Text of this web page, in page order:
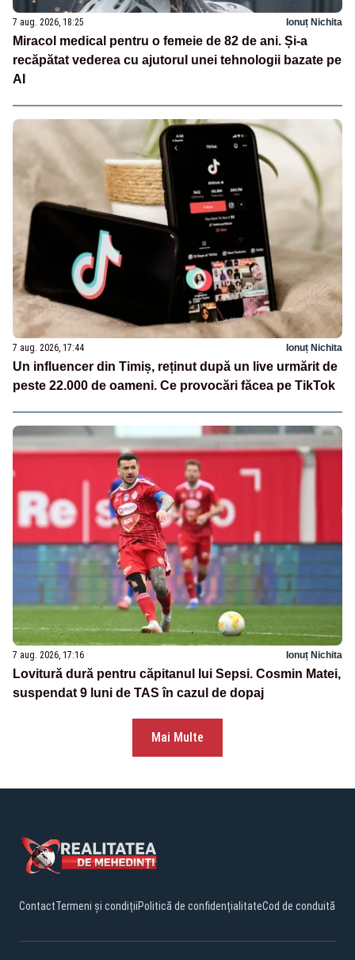
7 aug. 2026, 18:25 Ionuț Nichita
Miracol medical pentru o femeie de 82 de ani. Și-a
recăpătat vederea cu ajutorul unei tehnologii bazate pe
AI
7 aug. 2026, 17:44 Ionuț Nichita
Un influencer din Timiș, reținut după un live urmărit de
peste 22.000 de oameni. Ce provocări făcea pe TikTok
7 aug. 2026, 17:16 Ionuț Nichita
Lovitură dură pentru căpitanul lui Sepsi. Cosmin Matei,
suspendat 9 luni de TAS în cazul de dopaj
Mai Multe
ContactTermeni și condițiiPolitică de confidențialitateCod de conduită